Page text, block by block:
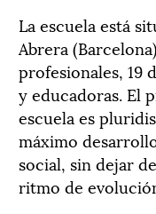
La escuela está
Abrera
profesionales, 19
y educadoras. El
escuela es
máximo
social, sin dejar
ritmo de